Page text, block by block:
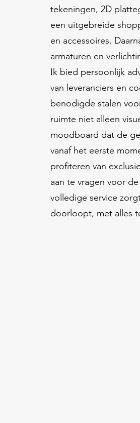
tekeningen, 2D
een uitgebreide
en accessoires.
armaturen en
Ik bied persoonlijk
van leveranciers en
benodigde stalen
ruimte niet alleen
moodboard dat de
vanaf het eerste
profiteren van
aan te vragen voor
volledige service
doorloopt, met alles